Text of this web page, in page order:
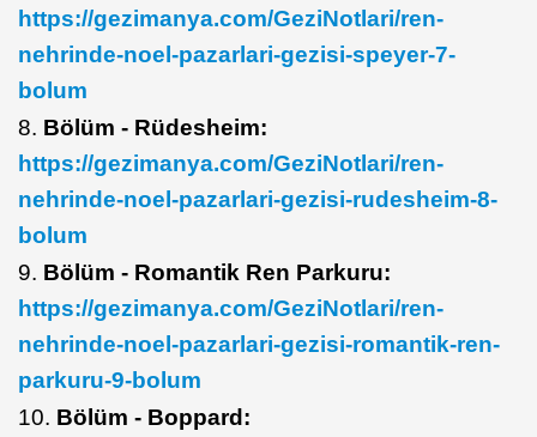
https://gezimanya.com/GeziNotlari/ren-
nehrinde-noel-pazarlari-gezisi-speyer-7-
bolum
8. Bölüm - Rüdesheim:
https://gezimanya.com/GeziNotlari/ren-
nehrinde-noel-pazarlari-gezisi-rudesheim-8-
bolum
9. Bölüm - Romantik Ren Parkuru:
https://gezimanya.com/GeziNotlari/ren-
nehrinde-noel-pazarlari-gezisi-romantik-ren-
parkuru-9-bolum
10. Bölüm - Boppard: